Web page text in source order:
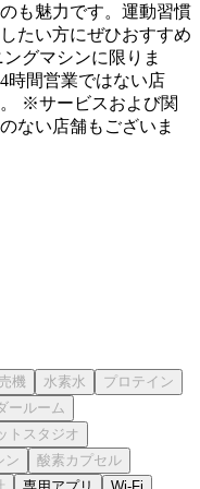
も魅力です。運動習慣
たい方にぜひおすすめ
グマシンに限りま
時間営業ではない店
※サービスおよび関
ない店舗もございま